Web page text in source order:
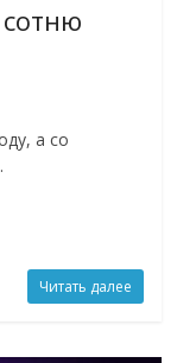
а со
Читать далее